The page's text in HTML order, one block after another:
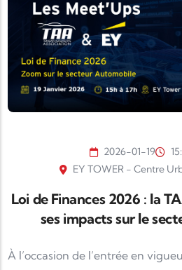
2026-01-19
EY TOWER - Centre
Loi de Finances 2026 : la
ses impacts sur le
À l’occasion de l’entrée en